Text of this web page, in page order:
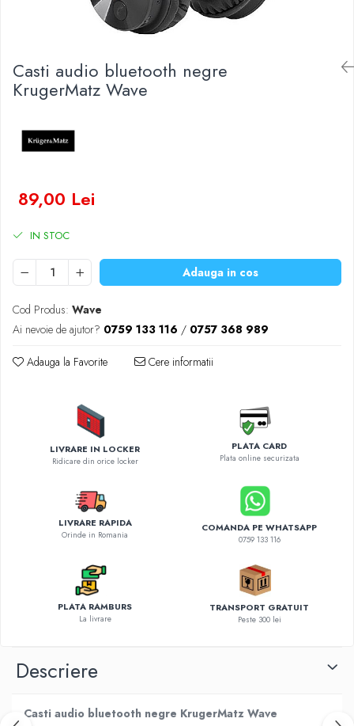
Lanterne
Lampi
Electrice
Convertoare tensiune
Stabilizatoare tensiune
Ventilatoare
Diverse gadgeturi
Periferice PC
Roboti pornire
Diverse accesorii auto
Invertoare Auto
Incarcator masina electrica
Aparate de spalat cu presiune
Compresoare
Casti audio bluetooth negre
KrugerMatz Wave
89,00 Lei
IN STOC
Adauga in cos
Cod Produs: Wave
Ai nevoie de ajutor? 0759 133 116 / 0757 368 989
Adauga la Favorite Cere informatii
LIVRARE IN LOCKER
Ridicare din orice locker
PLATA CARD
Plata online securizata
LIVRARE RAPIDA
Orinde in Romania
COMANDA PE WHATSAPP
0759 133 116
PLATA RAMBURS
La livrare
TRANSPORT GRATUIT
Peste 300 lei
Descriere
Casti audio bluetooth negre KrugerMatz Wave